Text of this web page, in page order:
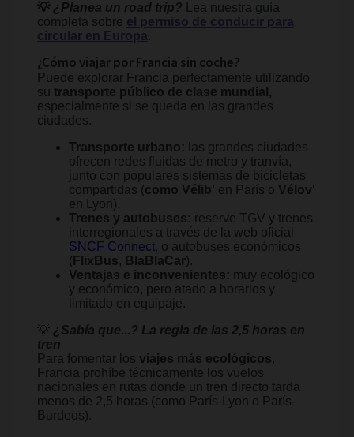
💡 ¿Planea un road trip? Lea nuestra guía
completa sobre el permiso de conducir para
circular en Europa.
¿Cómo viajar por Francia sin coche?
Puede explorar Francia perfectamente utilizando
su transporte público de clase mundial,
especialmente si se queda en las grandes
ciudades.
Transporte urbano: las grandes ciudades
ofrecen redes fluidas de metro y tranvía,
junto con populares sistemas de bicicletas
compartidas (como Vélib' en París o Vélov'
en Lyon).
Trenes y autobuses: reserve TGV y trenes
interregionales a través de la web oficial
SNCF Connect, o autobuses económicos
( FlixBus, BlaBlaCar).
Ventajas e inconvenientes: muy ecológico
y económico, pero atado a horarios y
limitado en equipaje.
💡 ¿Sabía que...? La regla de las 2,5 horas en
tren
Para fomentar los viajes más ecológicos,
Francia prohíbe técnicamente los vuelos
nacionales en rutas donde un tren directo tarda
menos de 2,5 horas (como París-Lyon o París-
Burdeos).